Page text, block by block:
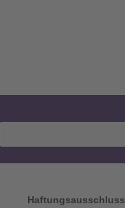
Haftungsausschluss